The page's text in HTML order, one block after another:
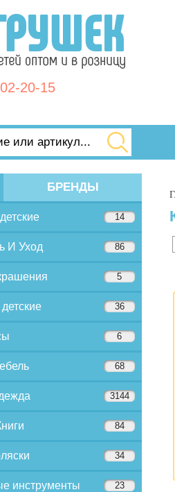
20-15
БРЕНДЫ
14
И Уход 86
5
36
6
68
3144
84
34
инструменты 23